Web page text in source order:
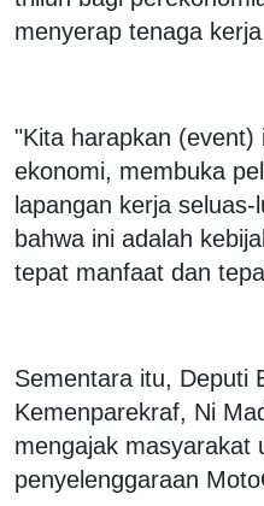
menyerap tenaga
"Kita harapkan (event)
ekonomi, membuka
lapangan kerja
bahwa ini adalah
tepat manfaat dan
Sementara itu, Deputi
Kemenparekraf, Ni
mengajak masyarakat
penyelenggaraan